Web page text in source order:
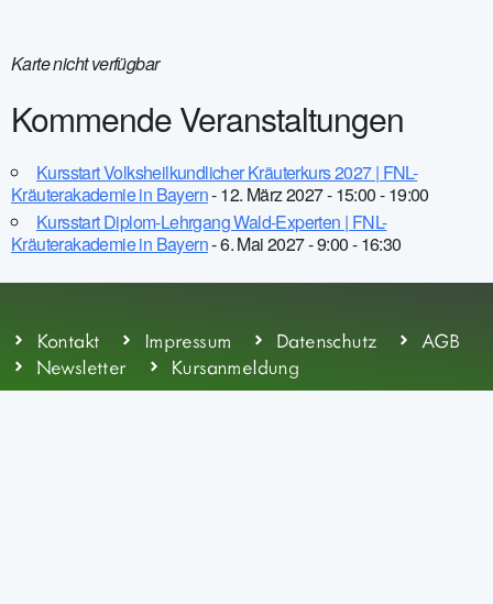
Karte nicht verfügbar
Kommende Veranstaltungen
Kursstart Volksheilkundlicher Kräuterkurs 2027 | FNL-
Kräuterakademie in Bayern- 12. März 2027 - 15:00 - 19:00
Kursstart Diplom-Lehrgang Wald-Experten | FNL-
Kräuterakademie in Bayern- 6. Mai 2027 - 9:00 - 16:30
Kontakt Impressum Datenschutz
AGB
Newsletter
Kursanmeldung